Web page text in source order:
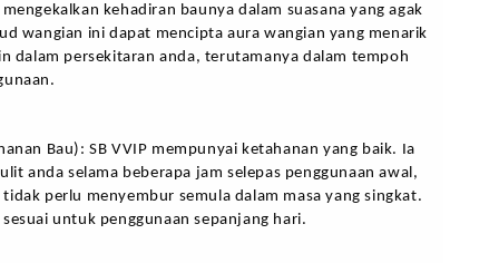
kehadiran baunya dalam suasana yang agak
wangian ini dapat mencipta aura wangian yang menarik
dalam persekitaran anda, terutamanya dalam tempoh
Bau): SB VVIP mempunyai ketahanan yang baik. Ia
anda selama beberapa jam selepas penggunaan awal,
perlu menyembur semula dalam masa yang singkat.
untuk penggunaan sepanjang hari.